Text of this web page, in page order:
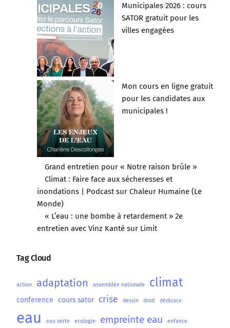
Municipales 2026 : cours
SATOR gratuit pour les
villes engagées
Mon cours en ligne gratuit
pour les candidates aux
municipales !
Grand entretien pour « Notre raison brûle »
Climat : Faire face aux sécheresses et
inondations | Podcast sur Chaleur Humaine (Le
Monde)
« L’eau : une bombe à retardement » 2e
entretien avec Vinz Kanté sur Limit
Tag Cloud
action adaptation assemblée nationale climat
conference cours sator crise dessin droit dédicace
eau eau verte ecologie empreinte eau enfance